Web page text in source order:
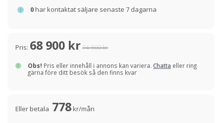
0har kontaktat säljare senaste 7 dagarna
Pris: 68 900 kr74 900 kr
Obs! Pris eller innehåll i annons kan variera. Chatta eller ring
gärna före ditt besök så den finns kvar
Eller betala 778kr/mån